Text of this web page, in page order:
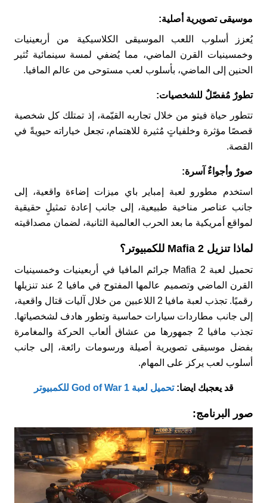
موسيقى تصويرية أصلية:
يُعزز أسلوب اللعب الموسيقى الكلاسيكية من أربعينيات
وخمسينيات القرن الماضي، مما يُضفي لمسة سينمائية تُثير
الحنين إلى الماضي، بأسلوب لعب مستوحى من عالم المافيا.
تطورٌ مُفصّلٌ للشخصيات:
تتطور حياة فيتو من خلال تجاربه القيّمة، إذ تمتلك كل شخصية
قصصًا مؤثرة وخلفياتٍ مُثيرة للاهتمام، تجعل خياراته حيويةً في
القصة.
صورٌ وأجواءٌ آسرة:
استخدم مطورو لعبة إمباير باي ميزات إضاءة واقعية، إلى
جانب عناصر مناخية طبيعية، إلى جانب إعادة تمثيلٍ حقيقية
لمواقع أمريكية ما بعد الحرب العالمية الثانية، لضمان مصداقيته
لماذا تنزيل Mafia 2 للكمبيوتر؟
تحميل لعبة Mafia 2 جرائم المافيا في أربعينيات وخمسينيات
القرن الماضي وتصميم عالمها المفتوح في مافيا 2 عند تنزيلها
رقميًا. تجذب لعبة مافيا 2 اللاعبين من خلال آليات قتال واقعية،
إلى جانب مطاردات سيارات حماسية وتطور هادف لشخصياتها.
تجذب مافيا 2 جمهورها من عشاق ألعاب الحركة والمغامرة
بفضل موسيقى تصويرية أصيلة ورسومات رائعة، إلى جانب
أسلوب لعب يركز على المهام.
قد يعجبك ايضا: تحميل لعبة God of War 1 للكمبيوتر
صور البرنامج: